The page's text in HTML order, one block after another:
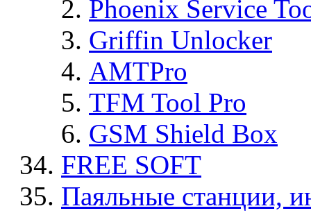
Phoenix Service
Griffin Unlocker
AMTPro
TFM Tool Pro
GSM Shield Box
FREE SOFT
Паяльные станции,